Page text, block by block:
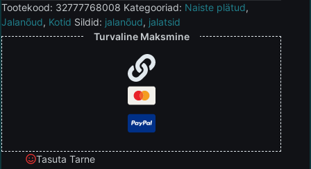
Tootekood: 32777768008 Kategooriad: Naiste plätud,
Jalanõud, Kotid Sildid: jalanõud, jalatsid
Turvaline Maksmine
Tasuta Tarne